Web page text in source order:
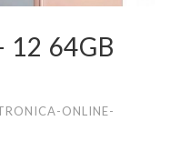
12 64GB
ONLINE-